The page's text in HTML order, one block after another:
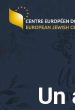
main
Un